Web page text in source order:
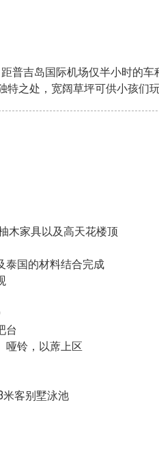
普吉岛国际机场仅半小时的
之处，宽阔草坪可供小孩们玩
木家具以及高天花楼顶
泰国的材料结合完成
台
哑铃，以蓆上区
客别墅泳池